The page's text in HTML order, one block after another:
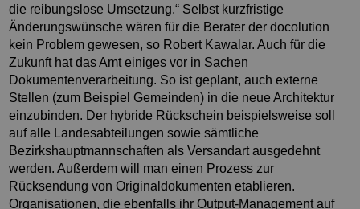
die reibungslose Umsetzung.“ Selbst kurzfristige
Änderungswünsche wären für die Berater der docolution
kein Problem gewesen, so Robert Kawalar. Auch für die
Zukunft hat das Amt einiges vor in Sachen
Dokumentenverarbeitung. So ist geplant, auch externe
Stellen (zum Beispiel Gemeinden) in die neue Architektur
einzubinden. Der hybride Rückschein beispielsweise soll
auf alle Landesabteilungen sowie sämtliche
Bezirkshauptmannschaften als Versandart ausgedehnt
werden. Außerdem will man einen Prozess zur
Rücksendung von Originaldokumenten etablieren.
Organisationen, die ebenfalls ihr Output-Management auf